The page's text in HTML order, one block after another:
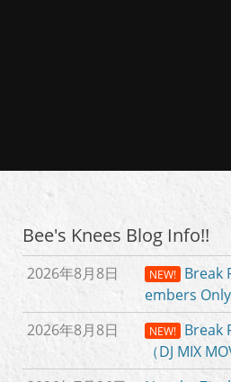
Bee's Knees Blog Info!!
2026年8月8日 NEW!
Break
embers
2026年8月8日
NEW!
Break
（DJ MIX